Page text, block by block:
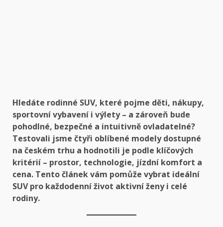
Hledáte rodinné SUV, které pojme děti, nákupy,
sportovní vybavení i výlety – a zároveň bude
pohodlné, bezpečné a intuitivně ovladatelné?
Testovali jsme čtyři oblíbené modely dostupné
na českém trhu a hodnotili je podle klíčových
kritérií – prostor, technologie, jízdní komfort a
cena. Tento článek vám pomůže vybrat ideální
SUV pro každodenní život aktivní ženy i celé
rodiny.